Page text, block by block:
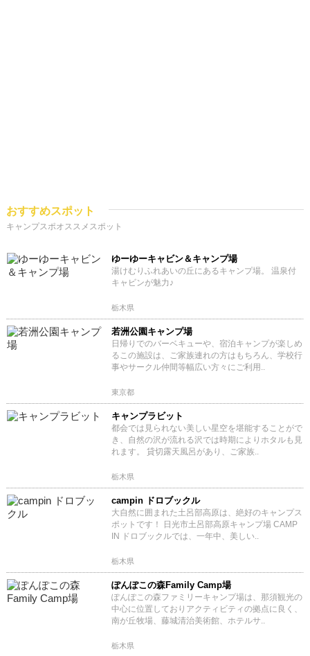
おすすめスポット
キャンプスポオススメスポット
ゆーゆーキャビン＆キャンプ場
湯けむりふれあいの丘にあるキャンプ場。 温泉付
キャビンが魅力♪
栃木県
若洲公園キャンプ場
日帰りでのバーベキューや、宿泊キャンプが楽しめ
るこの施設は、ご家族連れの方はもちろん、学校行
事やサークル仲間等幅広い方々にご利用..
東京都
キャンプラビット
都会では見られない美しい星空を堪能することがで
き、自然の沢が流れる沢では時期によりホタルも見
れます。 貸切露天風呂があり、ご家族..
栃木県
campin ドロブックル
大自然に囲まれた土呂部高原は、絶好のキャンプス
ポットです！ 日光市土呂部高原キャンプ場 CAMP
IN ドロブックルでは、一年中、美しい..
栃木県
ぽんぽこの森Family Camp場
ぽんぽこの森ファミリーキャンプ場は、那須観光の
中心に位置しておりアクティビティの拠点に良く、
南が丘牧場、藤城清治美術館、ホテルサ..
栃木県